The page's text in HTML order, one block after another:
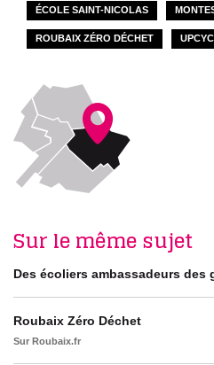
ÉCOLE SAINT-NICOLAS
ROUBAIX ZÉRO DÉCHET
Sur le même sujet
Des écoliers ambassadeurs des
Roubaix Zéro Déchet
Sur Roubaix.fr